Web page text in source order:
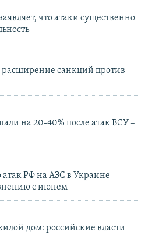
что атаки существенно
санкций против
на 20-40% после атак ВСУ –
атак РФ на АЗС в Украине
с июнем
дом: российские власти